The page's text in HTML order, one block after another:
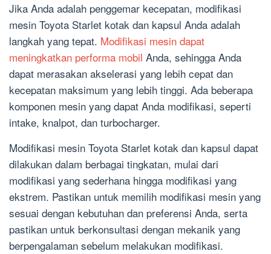
Jika Anda adalah penggemar kecepatan, modifikasi
mesin Toyota Starlet kotak dan kapsul Anda adalah
langkah yang tepat. Modifikasi mesin dapat
meningkatkan performa mobil Anda, sehingga Anda
dapat merasakan akselerasi yang lebih cepat dan
kecepatan maksimum yang lebih tinggi. Ada beberapa
komponen mesin yang dapat Anda modifikasi, seperti
intake, knalpot, dan turbocharger.
Modifikasi mesin Toyota Starlet kotak dan kapsul dapat
dilakukan dalam berbagai tingkatan, mulai dari
modifikasi yang sederhana hingga modifikasi yang
ekstrem. Pastikan untuk memilih modifikasi mesin yang
sesuai dengan kebutuhan dan preferensi Anda, serta
pastikan untuk berkonsultasi dengan mekanik yang
berpengalaman sebelum melakukan modifikasi.